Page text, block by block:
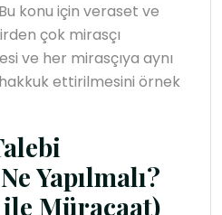
konu için veraset ve
çok mirasçı
ve her mirasçıya aynı
ettirilmesini örnek
Yapılmalı?
Müracaat)